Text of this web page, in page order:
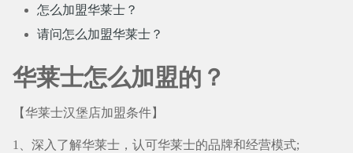
怎么加盟华莱士？
请问怎么加盟华莱士？
华莱士怎么加盟的？
【华莱士汉堡店加盟条件】
1、深入了解华莱士，认可华莱士的品牌和经营模式;